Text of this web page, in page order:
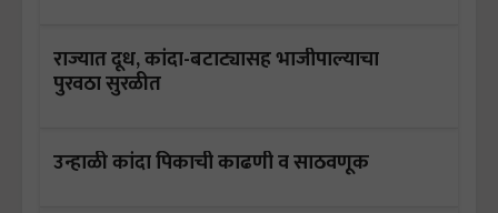
राज्यात दूध, कांदा-बटाट्यासह भाजीपाल्याचा
पुरवठा सुरळीत
उन्हाळी कांदा पिकाची काढणी व साठवणूक